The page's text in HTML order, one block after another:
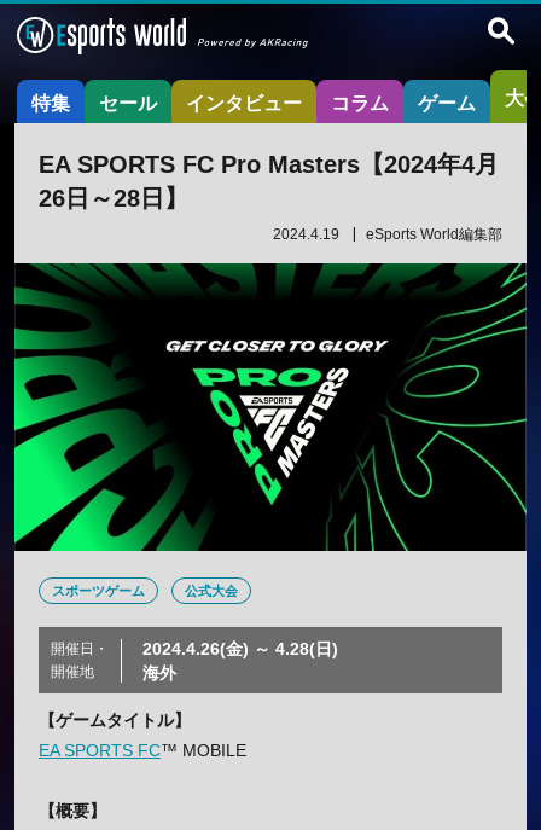
特集 セール インタビュー コラム ゲーム 大
EA SPORTS FC Pro Masters【2024年4月
26日～28日】
2024.4.19 eSports World編集部
スポーツゲーム 公式大会
開催日・
開催地
2024.4.26(金) ～ 4.28(日)
海外
【ゲームタイトル】
EA SPORTS FC™ MOBILE
【概要】